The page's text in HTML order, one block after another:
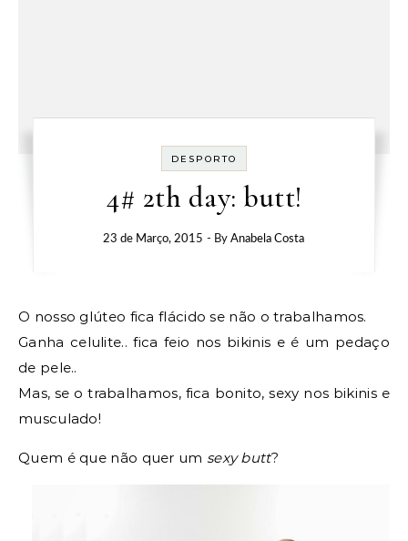
DESPORTO
4# 2th day: butt!
23 de Março, 2015 - ByAnabela Costa
O nosso glúteo fica flácido se não o trabalhamos.
Ganha celulite.. fica feio nos bikinis e é um pedaço
de pele..
Mas, se o trabalhamos, fica bonito, sexy nos bikinis e
musculado!
Quem é que não quer um sexy butt?